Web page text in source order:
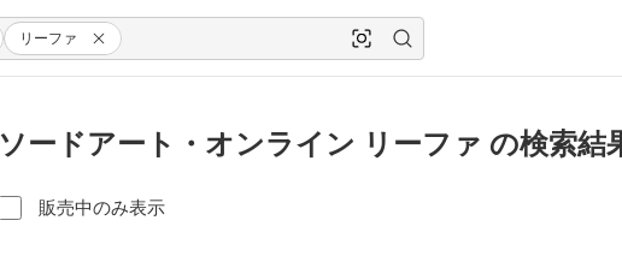
リーファ
ソードアート・オンライン リーファ の検索結
販売中のみ表示